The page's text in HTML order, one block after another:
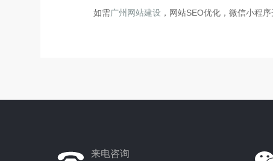
如需广州网站建设 ，网站SEO优化，微信小程
来电咨询